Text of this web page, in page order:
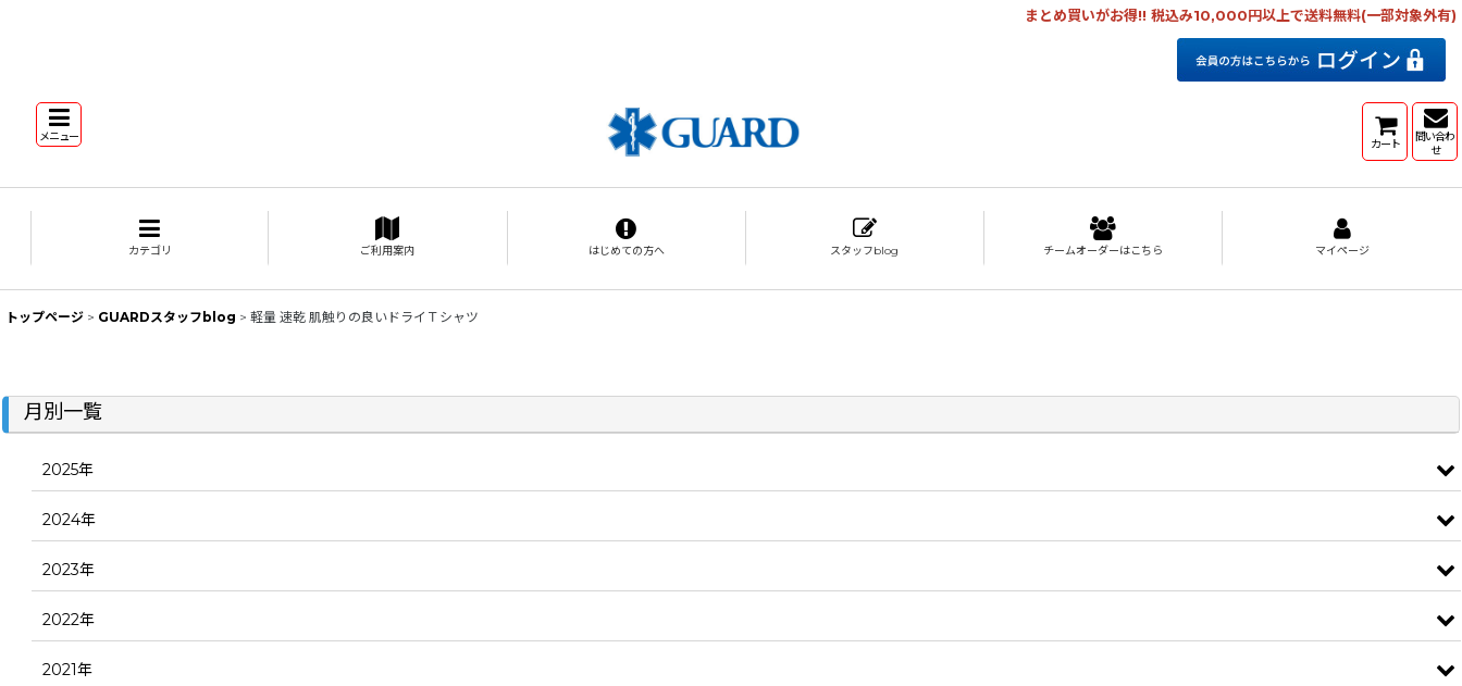
まとめ買いがお得!! 税込み10,000円以上で送料無料(一部対象外有)
メニュー カート
問い合わ
せ
カテゴリ ご利用案内 はじめての方へ スタッフblog チームオーダーはこちら マイページ
トップページ > GUARDスタッフblog > 軽量 速乾 肌触りの良いドライＴシャツ
月別一覧
2025年
2024年
2023年
2022年
2021年